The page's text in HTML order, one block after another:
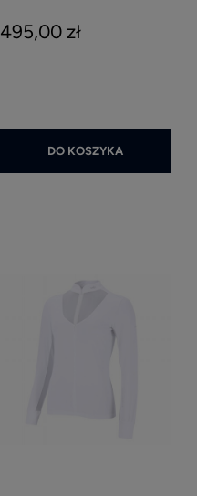
495,00 zł
DO KOSZYKA